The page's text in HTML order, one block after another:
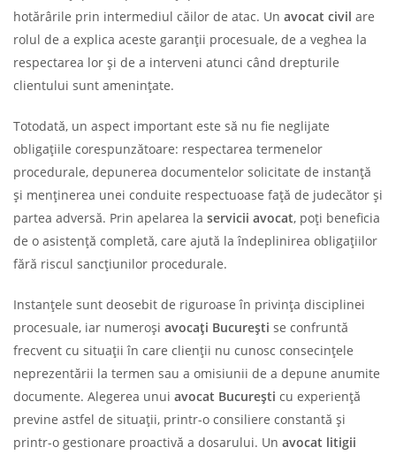
hotărârile prin intermediul căilor de atac. Un avocat civil are
rolul de a explica aceste garanții procesuale, de a veghea la
respectarea lor și de a interveni atunci când drepturile
clientului sunt amenințate.
Totodată, un aspect important este să nu fie neglijate
obligațiile corespunzătoare: respectarea termenelor
procedurale, depunerea documentelor solicitate de instanță
și menținerea unei conduite respectuoase față de judecător și
partea adversă. Prin apelarea la servicii avocat, poți beneficia
de o asistență completă, care ajută la îndeplinirea obligațiilor
fără riscul sancțiunilor procedurale.
Instanțele sunt deosebit de riguroase în privința disciplinei
procesuale, iar numeroși avocați București se confruntă
frecvent cu situații în care clienții nu cunosc consecințele
neprezentării la termen sau a omisiunii de a depune anumite
documente. Alegerea unui avocat București cu experiență
previne astfel de situații, printr-o consiliere constantă și
printr-o gestionare proactivă a dosarului. Un avocat litigii